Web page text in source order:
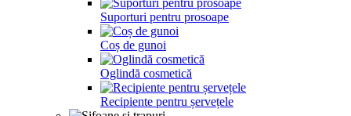
Suporturi pentru prosoape
Coș de gunoi
Oglindă cosmetică
Recipiente pentru șervețele